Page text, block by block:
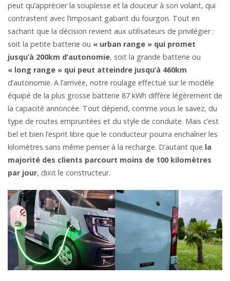
peut qu’apprécier la souplesse et la douceur à son volant, qui
contrastent avec l’imposant gabarit du fourgon. Tout en
sachant que la décision revient aux utilisateurs de privilégier :
soit la petite batterie ou « urban range » qui promet
jusqu’à 200km d’autonomie, soit la grande batterie ou
« long range » qui peut atteindre jusqu’à 460km
d’autonomie. A l’arrivée, notre roulage effectué sur le modèle
équipé de la plus grosse batterie 87 kWh diffère légèrement de
la capacité annoncée. Tout dépend, comme vous le savez, du
type de routes empruntées et du style de conduite. Mais c’est
bel et bien l’esprit libre que le conducteur pourra enchaîner les
kilomètres sans même penser à la recharge. D’autant que la
majorité des clients parcourt moins de 100 kilomètres
par jour, dixit le constructeur.